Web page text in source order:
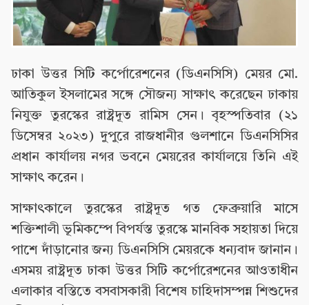
ঢাকা উত্তর সিটি কর্পোরেশনের (ডিএনসিসি) মেয়র মো.
আতিকুল ইসলামের সঙ্গে সৌজন্য সাক্ষাৎ করেছেন ঢাকায়
নিযুক্ত তুরস্কের রাষ্ট্রদূত রামিস সেন। বৃহস্পতিবার (২১
ডিসেম্বর ২০২৩) দুপুরে রাজধানীর গুলশানে ডিএনসিসির
প্রধান কার্যালয় নগর ভবনে মেয়রের কার্যালয়ে তিনি এই
সাক্ষাৎ করেন।
সাক্ষাৎকালে তুরস্কের রাষ্ট্রদূত গত ফেব্রুয়ারি মাসে
শক্তিশালী ভূমিকম্পে বিপর্যস্ত তুরস্কে মানবিক সহায়তা দিয়ে
পাশে দাঁড়ানোর জন্য ডিএনসিসি মেয়রকে ধন্যবাদ জানান।
এসময় রাষ্ট্রদূত ঢাকা উত্তর সিটি কর্পোরেশনের আওতাধীন
এলাকার বস্তিতে বসবাসকারী বিশেষ চাহিদাসম্পন্ন শিশুদের